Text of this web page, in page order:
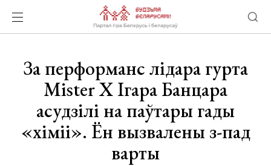
За перформанс лідара гурта
Mister X Ігара Банцара
асудзілі на паўтары гады
«хіміі». Ён вызвалены з-пад
варты